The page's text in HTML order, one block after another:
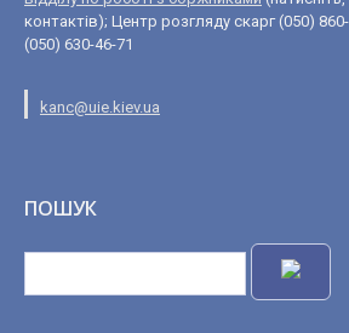
контактів); Центр розгляду скарг (050)
(050) 630-46-71
kanc@uie.kiev.ua
ПОШУК